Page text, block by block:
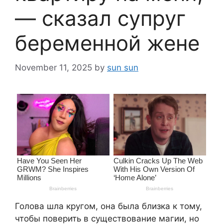
— сказал супруг
беременной жене
November 11, 2025 by sun sun
Голова шла кругом, она была близка к тому,
чтобы поверить в существование магии, но